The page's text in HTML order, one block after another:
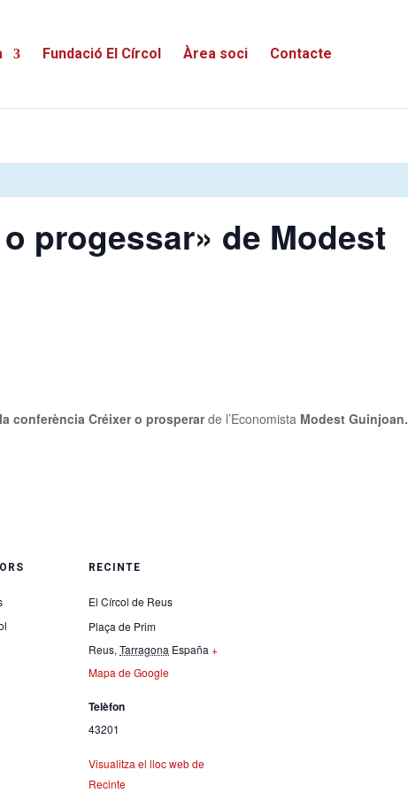
Fundació El Círcol Àrea soci Contacte
progessar» de Modest
conferència Créixer o prosperarde l’Economista Modest Guinjoan.
RECINTE
El Círcol de Reus
Plaça de Prim
Reus, Tarragona España +
Mapa de Google
Telèfon
43201
Visualitza el lloc web de
Recinte